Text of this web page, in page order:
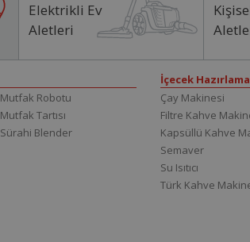
Elektrikli Ev
Aletleri
Mutfak Robotu
Mutfak Tartısı
Sürahi Blender
İçecek Hazırlama
Çay Makinesi
Filtre Kahve
Kapsüllü Kahve
Semaver
Su Isıtıcı
Türk Kahve